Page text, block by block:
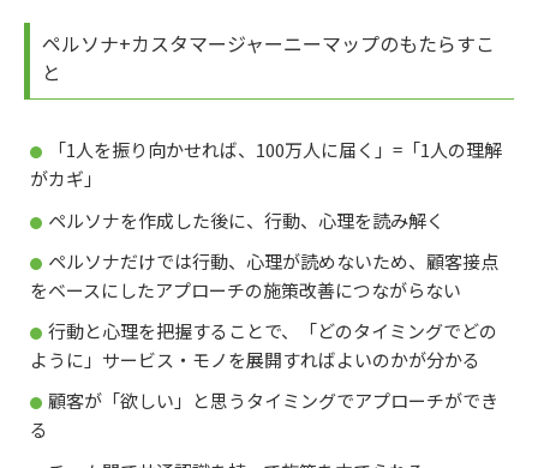
ペルソナ+カスタマージャーニーマップのもたらすこ
と
「1人を振り向かせれば、100万人に届く」=「1人の理解
がカギ」
ペルソナを作成した後に、行動、心理を読み解く
ペルソナだけでは行動、心理が読めないため、顧客接点
をベースにしたアプローチの施策改善につながらない
行動と心理を把握することで、「どのタイミングでどの
ように」サービス・モノを展開すればよいのかが分かる
顧客が「欲しい」と思うタイミングでアプローチができ
る